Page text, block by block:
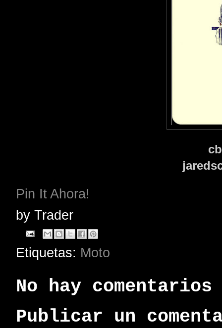
Pin It Ahora!
by Trader
Etiquetas: Moto
No hay
Publicar un